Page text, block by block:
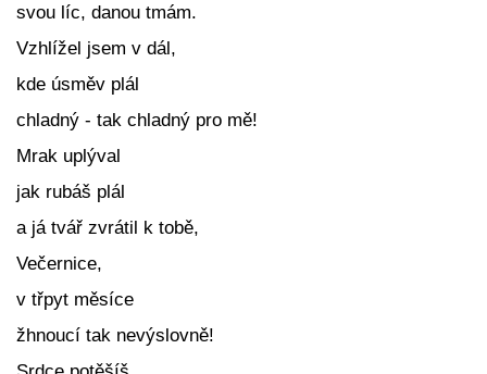
svou líc, danou tmám.
Vzhlížel jsem v dál,
kde úsměv plál
chladný - tak chladný pro mě!
Mrak uplýval
jak rubáš plál
a já tvář zvrátil k tobě,
Večernice,
v třpyt měsíce
žhnoucí tak nevýslovně!